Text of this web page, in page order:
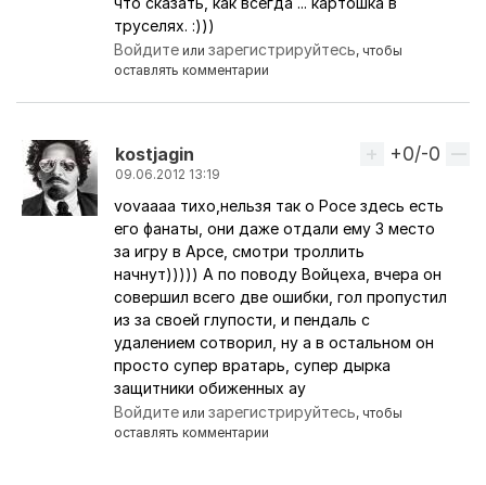
труселях. :)))
Войдите илизарегистрируйтесь, чтобы
оставлять комментарии
kostjagin
09.06.2012 13:19
Ответ на комментарий пользователяvovaaaa
Вверх
+0/-0
vovaaaa тихо,нельзя так о Росе здесь есть
его фанаты, они даже отдали ему 3 место
за игру в Арсе, смотри троллить
начнут))))) А по поводу Войцеха, вчера он
совершил всего две ошибки, гол пропустил
из за своей глупости, и пендаль с
удалением сотворил, ну а в остальном он
просто супер вратарь, супер дырка
защитники обиженных ау
Войдите илизарегистрируйтесь, чтобы
оставлять комментарии